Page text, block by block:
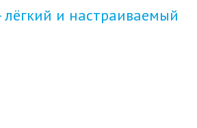
и настраиваемый